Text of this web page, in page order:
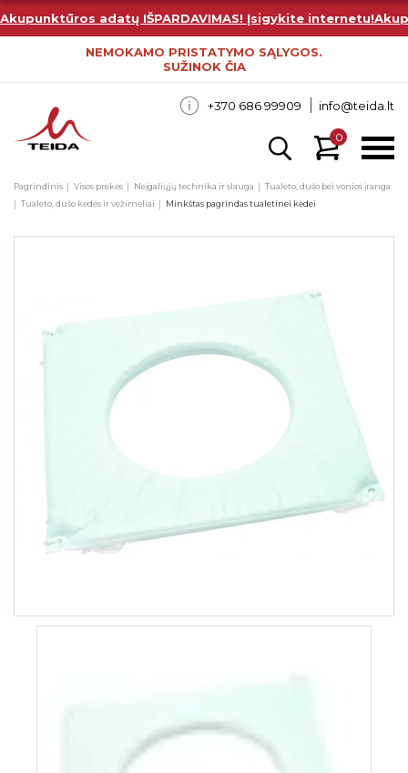
Akupunktūros adatų IŠPARDAVIMAS! Įsigykite internetu!
NEMOKAMO PRISTATYMO SĄLYGOS.
SUŽINOK ČIA
0
+370 686 99909 info@teida.lt
Pagrindinis Visos prekės Neįgaliųjų technika ir slauga
Tualeto, dušo bei vonios įranga
Tualeto, dušo kėdės ir vežimėliai
Minkštas pagrindas tualetinei kėdei